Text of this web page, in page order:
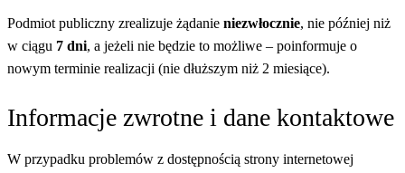
Podmiot publiczny zrealizuje żądanie niezwłocznie, nie później niż
w ciągu 7 dni, a jeżeli nie będzie to możliwe – poinformuje o
nowym terminie realizacji (nie dłuższym niż 2 miesiące).
Informacje zwrotne i dane kontaktowe
W przypadku problemów z dostępnością strony internetowej